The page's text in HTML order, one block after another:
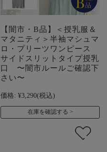
【闇市・B品】＜授乳服＆
マタニティ＞半袖マシュマ
ロ・プリーツワンピース
サイドスリットタイプ授乳
口 〜闇市ルールご確認下
さい〜
価格: ¥3,290(税込)
在庫を確認する